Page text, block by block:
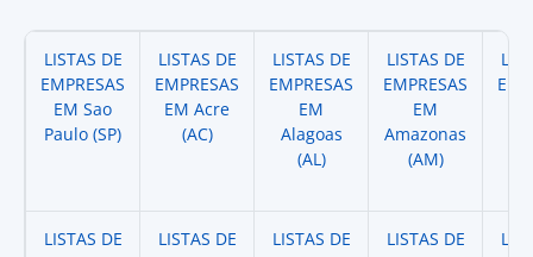
LISTAS DE
EMPRESAS
EM Sao
Paulo (SP)
LISTAS DE
EMPRESAS
EM Acre
(AC)
LISTAS DE
EMPRESAS
EM
Alagoas
(AL)
LISTAS DE
EMPRESAS
EM
Amazonas
(AM)
LISTAS DE
LISTAS DE
LISTAS DE
LISTAS DE